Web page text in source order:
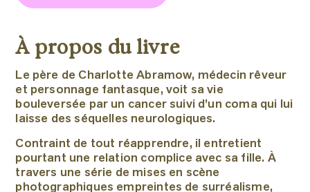
À propos du livre
Le père de Charlotte Abramow, médecin rêveur
et personnage fantasque, voit sa vie
bouleversée par un cancer suivi d’un coma qui lui
laisse des séquelles neurologiques.
Contraint de tout réapprendre, il entretient
pourtant une relation complice avec sa fille. À
travers une série de mises en scène
photographiques empreintes de surréalisme,